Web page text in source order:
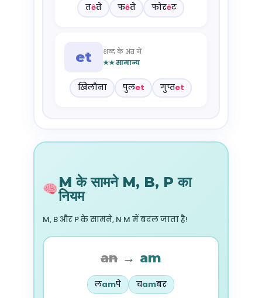
तêते फêते फोरêट
et
शब्द के अंत में
★★ सामान्य
खिलौना पुलet गुप्तet
M के सामने M, B, P का
नियम
M, B और P के सामने, N M में बदल जाता है!
an → am
लamपे चamबर